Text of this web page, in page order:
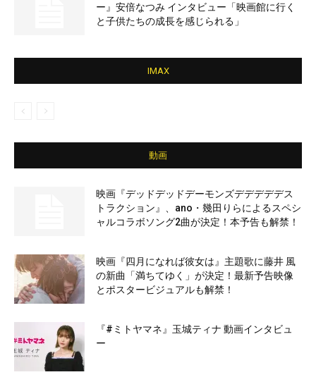
ー』安倍なつみ インタビュー「映画館に行く
と子供たちの成長を感じられる」
IMAX
動画
映画『デッドデッドデーモンズデデデデデス
トラクション』、ano・幾田りらによるスペシ
ャルコラボソング2曲が決定！本予告も解禁！
映画『四月になれば彼女は』主題歌に藤井 風
の新曲「満ちてゆく」が決定！最新予告映像
とポスタービジュアルも解禁！
『#ミトヤマネ』玉城ティナ 動画インタビュ
ー